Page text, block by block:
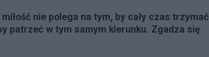
nie polega na tym, by cały czas trzymać
patrzeć w tym samym kierunku. Zgadza się